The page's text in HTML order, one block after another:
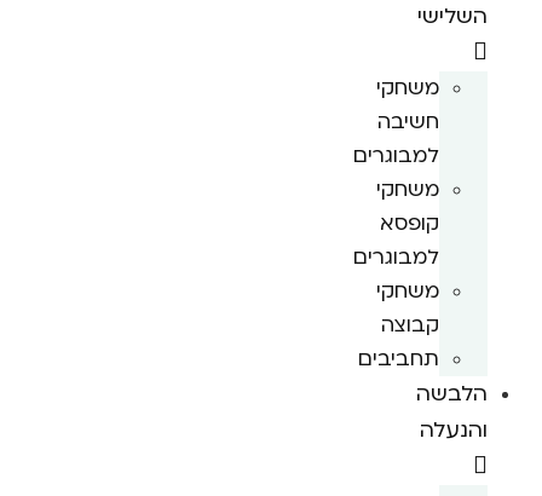
השלישי
משחקי
חשיבה
למבוגרים
משחקי
קופסא
למבוגרים
משחקי
קבוצה
תחביבים
הלבשה
והנעלה